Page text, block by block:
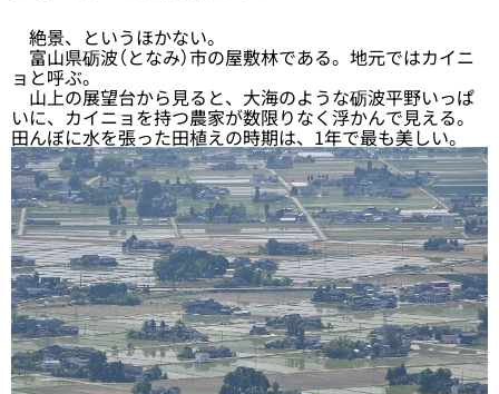
絶景、というほかない。
富山県砺波（となみ）市の屋敷林である。地元ではカイニ
ョと呼ぶ。
山上の展望台から見ると、大海のような砺波平野いっぱ
いに、カイニョを持つ農家が数限りなく浮かんで見える。
田んぼに水を張った田植えの時期は、1年で最も美しい。